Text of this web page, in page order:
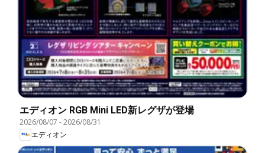
エディオン RGB Mini LED新レグザが登場
2026/08/07 -2026/08/31
エディオン